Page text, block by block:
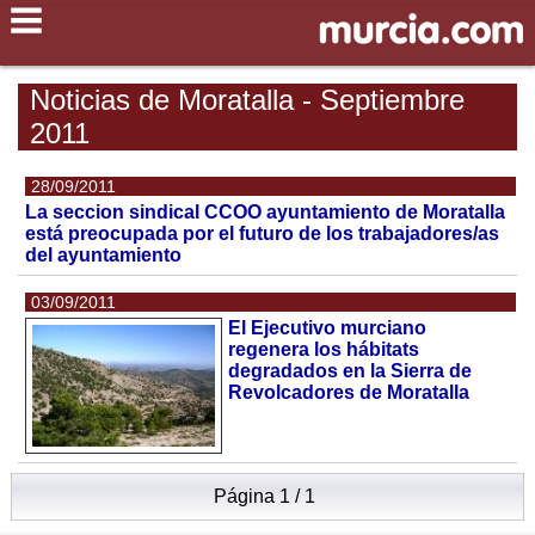
Noticias de Moratalla - Septiembre
2011
28/09/2011
La seccion sindical CCOO ayuntamiento de Moratalla
está preocupada por el futuro de los trabajadores/as
del ayuntamiento
03/09/2011
El Ejecutivo murciano
regenera los hábitats
degradados en la Sierra de
Revolcadores de Moratalla
Página 1 / 1